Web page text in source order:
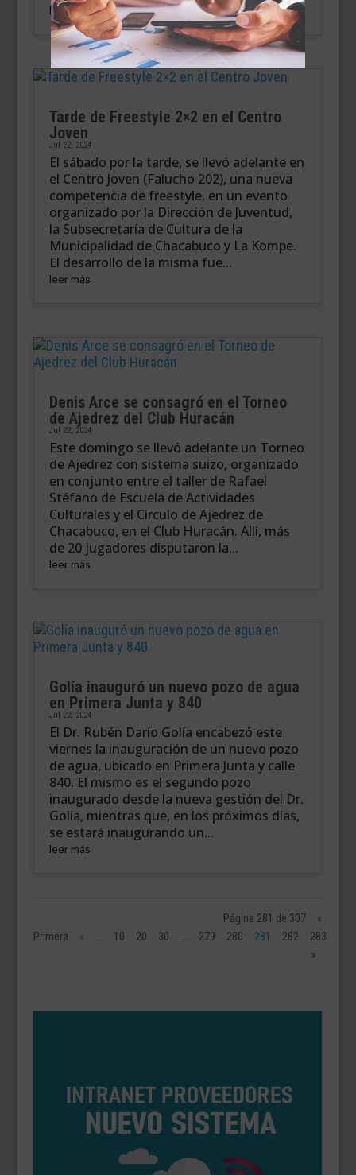
leer más
Tarde de Freestyle 2×2 en el Centro
Joven
Jul 22, 2024
El sábado por la tarde, se llevó adelante en
el Centro Joven (Falucho 202), una nueva
competencia de freestyle, en un evento
organizado por la Dirección de Juventud,
la Subsecretaría de Cultura de la
Municipalidad de Chacabuco y La Kompe.
El desarrollo de la misma fue...
leer más
Denis Arce se consagró en el Torneo
de Ajedrez del Club Huracán
Jul 22, 2024
Este domingo se llevó adelante un Torneo
de Ajedrez con sistema suizo, organizado
en conjunto entre el taller de Rafael
Stéfano de Escuela de Actividades
Culturales y el Círculo de Ajedrez de
Chacabuco, en el Club Huracán. Allí, más
de 20 jugadores disputaron la...
leer más
Golía inauguró un nuevo pozo de agua
en Primera Junta y 840
Jul 22, 2024
El Dr. Rubén Darío Golía encabezó este
viernes la inauguración de un nuevo pozo
de agua, ubicado en Primera Junta y calle
840. El mismo es el segundo pozo
inaugurado desde la nueva gestión del Dr.
Golía, mientras que, en los próximos días,
se estará inaugurando un...
leer más
Página 281 de 307
«
Primera
« ... 10 20 30 ... 279 280 281 282 283
»